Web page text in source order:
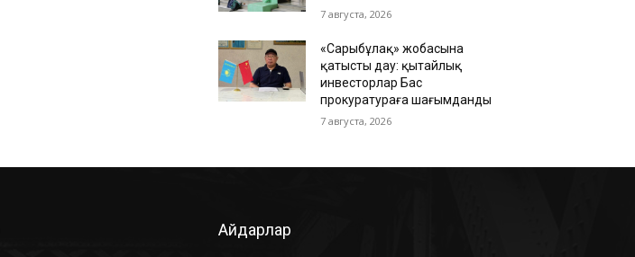
7 августа, 2026
«Сарыбұлақ» жобасына
қатысты дау: қытайлық
инвесторлар Бас
прокуратураға шағымданды
7 августа, 2026
Айдарлар